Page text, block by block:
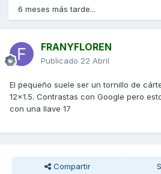
6 meses más tarde...
FRANYFLOREN
Publicado 22 Abril
El pequeño suele ser un tornillo de
12x1.5. Contrastas con Google pero
con una llave 17
Compartir